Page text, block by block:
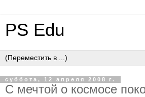
PS Edu
суббота, 12 апреля 2008 г.
С мечтой о космосе